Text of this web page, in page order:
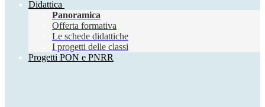
Didattica
Panoramica
Offerta formativa
Le schede didattiche
I progetti delle classi
Progetti PON e PNRR